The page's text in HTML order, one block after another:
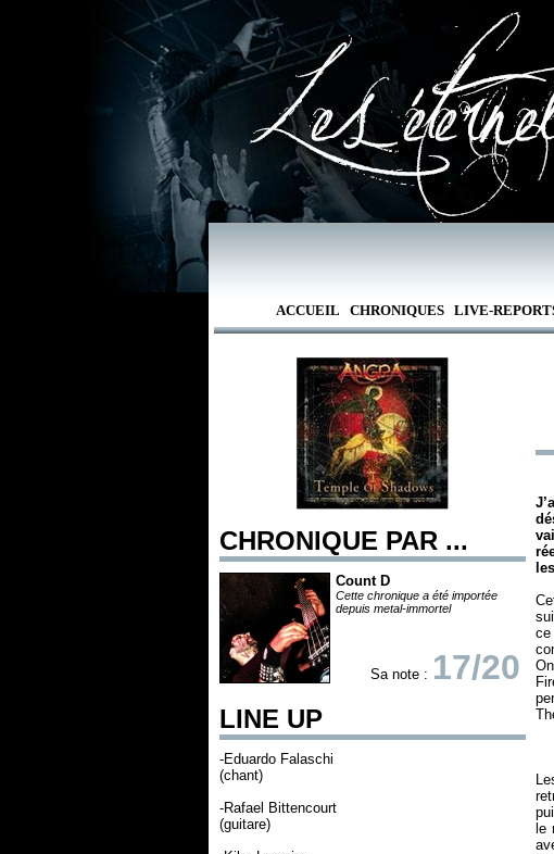
ACCUEIL CHRONIQUES LIVE-
CHRONIQUE PAR ...
Count D
Cette chronique a été importée
depuis metal-immortel
Sa note : 17/20
LINE UP
-Eduardo Falaschi
(chant)
-Rafael Bittencourt
(guitare)
le